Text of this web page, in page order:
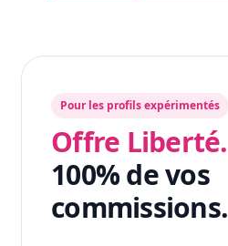
Pour les profils expérimentés
Offre Liberté.
100% de vos
commissions.